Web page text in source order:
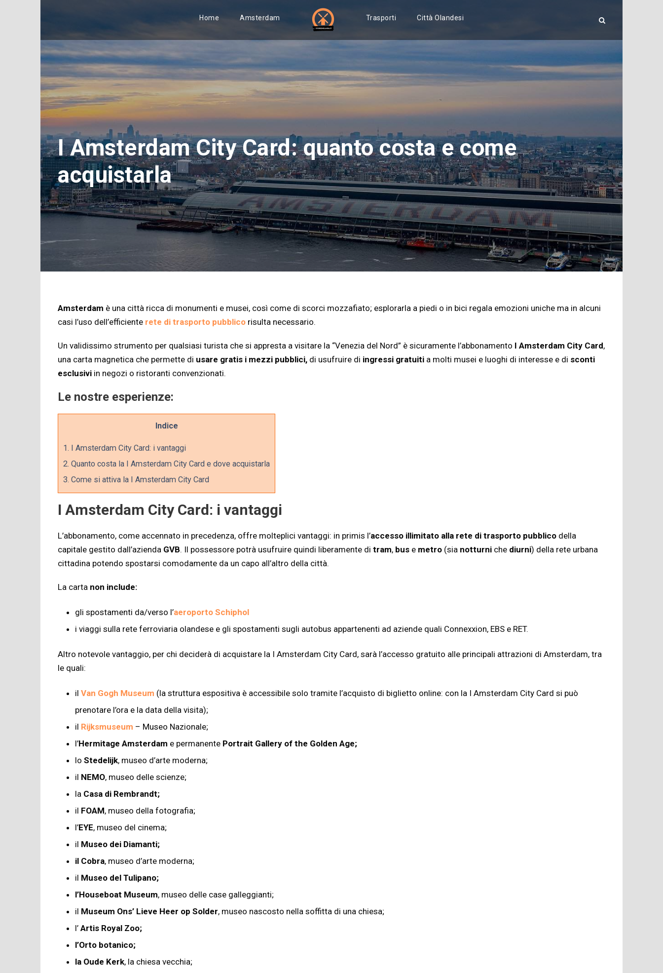
Home Amsterdam Trasporti Città Olandesi
I Amsterdam City Card: quanto costa e come
acquistarla
Amsterdam è una città ricca di monumenti e musei, così come di scorci mozzafiato; esplorarla a piedi o in bici regala emozioni uniche ma in alcuni
casi l’uso dell’efficiente rete di trasporto pubblico risulta necessario.
Un validissimo strumento per qualsiasi turista che si appresta a visitare la “Venezia del Nord” è sicuramente l’abbonamento I Amsterdam City Card,
una carta magnetica che permette di usare gratis i mezzi pubblici, di usufruire di ingressi gratuiti a molti musei e luoghi di interesse e di sconti
esclusivi in negozi o ristoranti convenzionati.
Le nostre esperienze:
Indice
1. I Amsterdam City Card: i vantaggi
2. Quanto costa la I Amsterdam City Card e dove acquistarla
3. Come si attiva la I Amsterdam City Card
I Amsterdam City Card: i vantaggi
L’abbonamento, come accennato in precedenza, offre molteplici vantaggi: in primis l’accesso illimitato alla rete di trasporto pubblico della
capitale gestito dall’azienda GVB. Il possessore potrà usufruire quindi liberamente di tram, bus e metro (sia notturni che diurni) della rete urbana
cittadina potendo spostarsi comodamente da un capo all’altro della città.
La carta non include:
gli spostamenti da/verso l’aeroporto Schiphol
i viaggi sulla rete ferroviaria olandese e gli spostamenti sugli autobus appartenenti ad aziende quali Connexxion, EBS e RET.
Altro notevole vantaggio, per chi deciderà di acquistare la I Amsterdam City Card, sarà l’accesso gratuito alle principali attrazioni di Amsterdam, tra
le quali:
il Van Gogh Museum (la struttura espositiva è accessibile solo tramite l’acquisto di biglietto online: con la I Amsterdam City Card si può
prenotare l’ora e la data della visita);
il Rijksmuseum – Museo Nazionale;
l’Hermitage Amsterdam e permanente Portrait Gallery of the Golden Age;
lo Stedelijk, museo d’arte moderna;
il NEMO, museo delle scienze;
la Casa di Rembrandt;
il FOAM, museo della fotografia;
l’EYE, museo del cinema;
il Museo dei Diamanti;
il Cobra, museo d’arte moderna;
il Museo del Tulipano;
l’Houseboat Museum, museo delle case galleggianti;
il Museum Ons’ Lieve Heer op Solder, museo nascosto nella soffitta di una chiesa;
l’ Artis Royal Zoo;
l’Orto botanico;
la Oude Kerk, la chiesa vecchia;